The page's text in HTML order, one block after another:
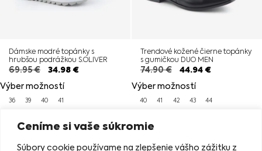
Ceníme si vaše súkromie
Súbory cookie používame na zlepšenie vášho zážitku z
Dámske modré topánky s
hrubšou podrážkou S.OLIVER
69.95€ 34.98€
Výber možností
36 39 40 41
Trendové kožené čierne topánky
s gumičkou DUO MEN
74.90€ 44.94€
Výber možností
40 41 42 43 44